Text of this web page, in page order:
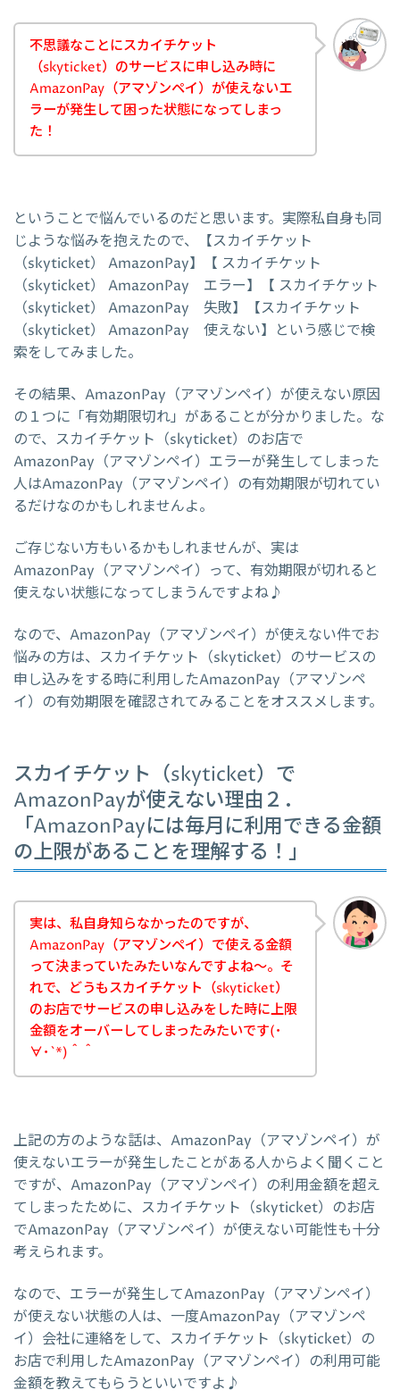
不思議なことにスカイチケット
（skyticket）のサービスに申し込み時に
AmazonPay（アマゾンペイ）が使えないエ
ラーが発生して困った状態になってしまっ
た！
ということで悩んでいるのだと思います。実際私自身も同
じような悩みを抱えたので、【スカイチケット
（skyticket） AmazonPay】【 スカイチケット
（skyticket） AmazonPay エラー】【 スカイチケット
（skyticket） AmazonPay 失敗】【スカイチケット
（skyticket） AmazonPay 使えない】という感じで検
索をしてみました。
その結果、AmazonPay（アマゾンペイ）が使えない原因
の１つに「有効期限切れ」があることが分かりました。な
ので、スカイチケット（skyticket）のお店で
AmazonPay（アマゾンペイ）エラーが発生してしまった
人はAmazonPay（アマゾンペイ）の有効期限が切れてい
るだけなのかもしれませんよ。
ご存じない方もいるかもしれませんが、実は
AmazonPay（アマゾンペイ）って、有効期限が切れると
使えない状態になってしまうんですよね♪
なので、AmazonPay（アマゾンペイ）が使えない件でお
悩みの方は、スカイチケット（skyticket）のサービスの
申し込みをする時に利用したAmazonPay（アマゾンペ
イ）の有効期限を確認されてみることをオススメします。
スカイチケット（skyticket）で
AmazonPayが使えない理由２．
「AmazonPayには毎月に利用できる金額
の上限があることを理解する！」
実は、私自身知らなかったのですが、
AmazonPay（アマゾンペイ）で使える金額
って決まっていたみたいなんですよね～。そ
れで、どうもスカイチケット（skyticket）
のお店でサービスの申し込みをした時に上限
金額をオーバーしてしまったみたいです(･
∀･`*)＾＾
上記の方のような話は、AmazonPay（アマゾンペイ）が
使えないエラーが発生したことがある人からよく聞くこと
ですが、AmazonPay（アマゾンペイ）の利用金額を超え
てしまったために、スカイチケット（skyticket）のお店
でAmazonPay（アマゾンペイ）が使えない可能性も十分
考えられます。
なので、エラーが発生してAmazonPay（アマゾンペイ）
が使えない状態の人は、一度AmazonPay（アマゾンペ
イ）会社に連絡をして、スカイチケット（skyticket）の
お店で利用したAmazonPay（アマゾンペイ）の利用可能
金額を教えてもらうといいですよ♪